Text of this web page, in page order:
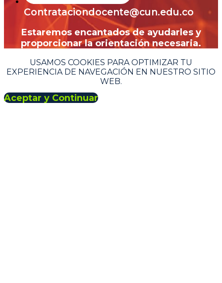
Contrataciondocente@cun.edu.co
Estaremos encantados de ayudarles y
proporcionar la orientación necesaria.
USAMOS COOKIES PARA OPTIMIZAR TU
EXPERIENCIA DE NAVEGACIÓN EN NUESTRO SITIO
WEB.
Aceptar y Continuar